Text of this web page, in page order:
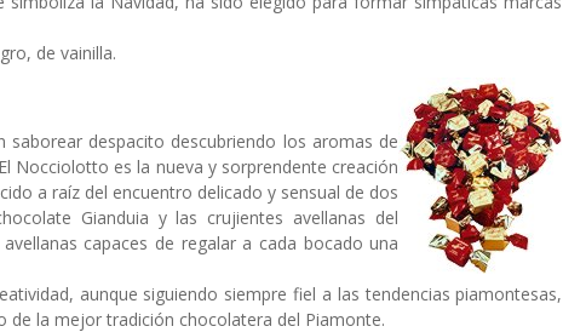
de vainilla.
despacito descubriendo los aromas de
Nocciolotto es la nueva y sorprendente creación
a raíz del encuentro delicado y sensual de dos
Gianduia y las crujientes avellanas del
capaces de regalar a cada bocado una
aunque siguiendo siempre fiel a las tendencias piamontesas,
de la mejor tradición chocolatera del Piamonte.